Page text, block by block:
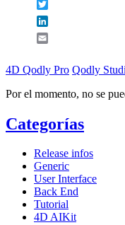
4D Qodly Pro Qodly
Por el momento, no se
Categorías
Release infos
Generic
User Interface
Back End
Tutorial
4D AIKit